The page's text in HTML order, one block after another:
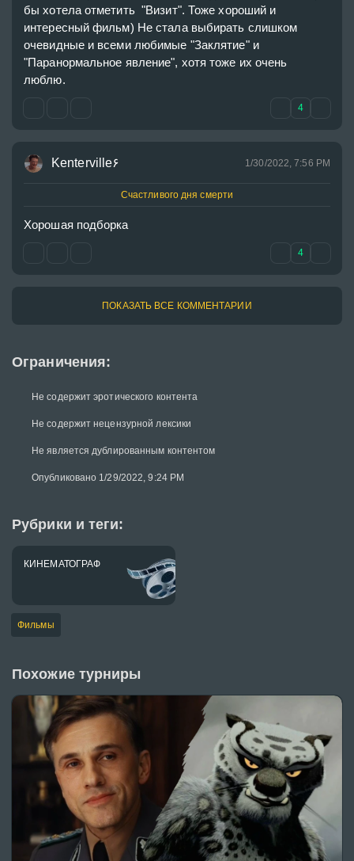
Ограничения:
Не содержит эротического контента
Не содержит нецензурной лексики
Не является дублированным контентом
Опубликовано 1/29/2022, 9:24 PM
Рубрики и теги:
КИНЕМАТОГРАФ
Фильмы
бы хотела отметить  "Визит". Тоже хороший и
интересный фильм) Не стала выбирать слишком
очевидные и всеми любимые "Заклятие" и
"Паранормальное явление", хотя тоже их очень
люблю.
4
Kenterville۶ 1/30/2022, 7:56 PM
Счастливого дня смерти
Хорошая подборка
4
ПОКАЗАТЬ ВСЕ КОММЕНТАРИИ
Похожие турниры